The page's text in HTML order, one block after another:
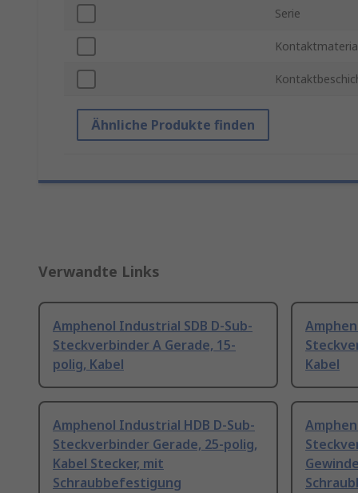
Serie
Ähnliche Produkte finden
Verwandte Links
Amphenol Industrial SDB D-Sub-
Steckverbinder A Gerade, 15-
polig, Kabel
Kabel
Amphenol Industrial HDB D-Sub-
Steckverbinder Gerade, 25-polig,
Kabel Stecker, mit
Schraubbefestigung